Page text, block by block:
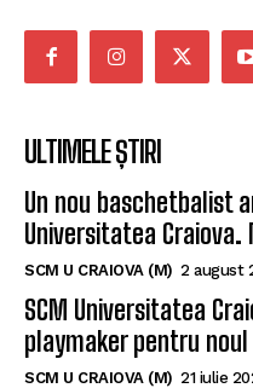
ULTIMELE ȘTIRI
Un nou baschetbalist
Universitatea Craiova.
SCM U CRAIOVA (M) 2 august
SCM Universitatea
playmaker pentru noul
SCM U CRAIOVA (M) 21 iulie